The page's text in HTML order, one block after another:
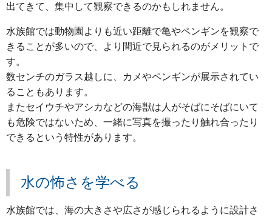
出てきて、集中して観察できるのかもしれません。
水族館では動物園よりも近い距離で亀やペンギンを観察で
きることが多いので、より間近で見られるのがメリットで
す。
数センチのガラス越しに、カメやペンギンが展示されてい
ることもあります。
またセイウチやアシカなどの海獣は人がそばにそばにいて
も危険ではないため、一緒に写真を撮ったり触れ合ったり
できるという特性があります。
水の怖さを学べる
水族館では、海の大きさや広さが感じられるように設計さ